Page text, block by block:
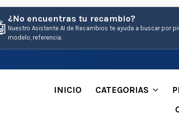
¿No encuentras tu recambio?
Nuestro Asistente AI de Recambios te ayuda a buscar por
modelo, referencia.
INICIO CATEGORIAS